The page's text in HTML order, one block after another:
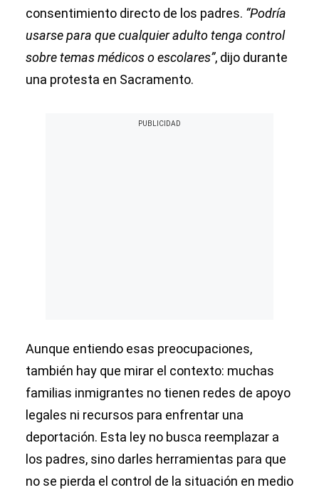
consentimiento directo de los padres. “Podría
usarse para que cualquier adulto tenga control
sobre temas médicos o escolares”, dijo durante
una protesta en Sacramento.
Aunque entiendo esas preocupaciones,
también hay que mirar el contexto: muchas
familias inmigrantes no tienen redes de apoyo
legales ni recursos para enfrentar una
deportación. Esta ley no busca reemplazar a
los padres, sino darles herramientas para que
no se pierda el control de la situación en medio